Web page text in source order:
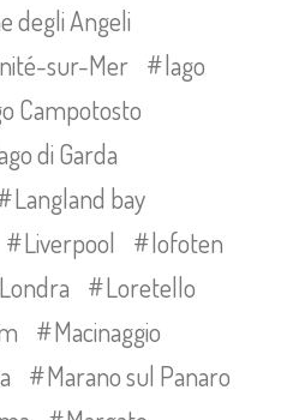
degli Angeli
sur-Mer
lago
Campotosto
di Garda
Langland bay
Liverpool
lofoten
Londra
Loretello
Macinaggio
Marano sul Panaro